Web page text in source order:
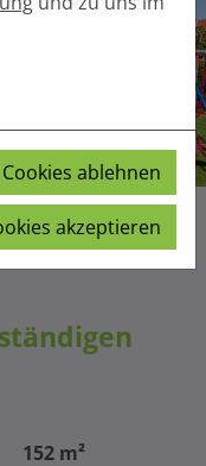
152 m²
ablehnen
akzeptieren